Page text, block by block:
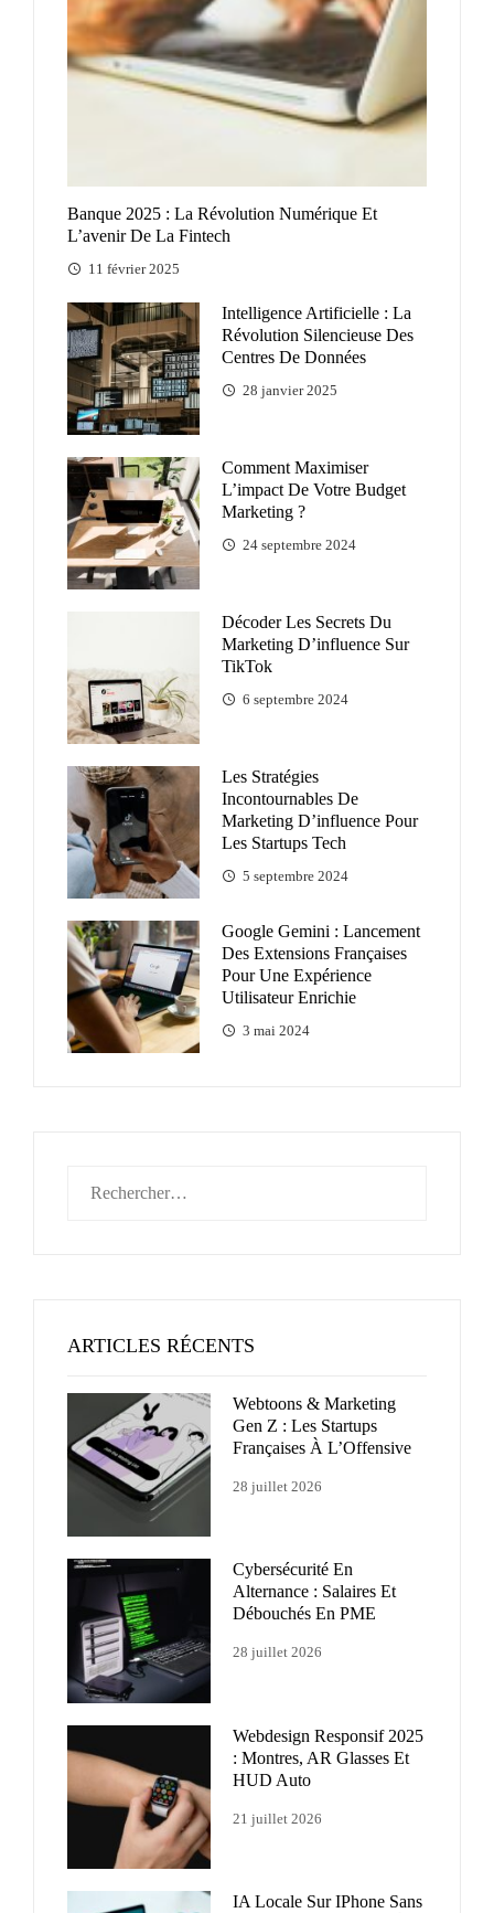
Banque 2025 : La Révolution Numérique Et
L’avenir De La Fintech
11 février 2025
Intelligence Artificielle : La
Révolution Silencieuse Des
Centres De Données
28 janvier 2025
Comment Maximiser
L’impact De Votre Budget
Marketing ?
24 septembre 2024
Décoder Les Secrets Du
Marketing D’influence Sur
TikTok
6 septembre 2024
Les Stratégies
Incontournables De
Marketing D’influence Pour
Les Startups Tech
5 septembre 2024
Google Gemini : Lancement
Des Extensions Françaises
Pour Une Expérience
Utilisateur Enrichie
3 mai 2024
ARTICLES RÉCENTS
Webtoons & Marketing
Gen Z : Les Startups
Françaises À L’Offensive
28 juillet 2026
Cybersécurité En
Alternance : Salaires Et
Débouchés En PME
28 juillet 2026
Webdesign Responsif 2025
: Montres, AR Glasses Et
HUD Auto
21 juillet 2026
IA Locale Sur IPhone Sans